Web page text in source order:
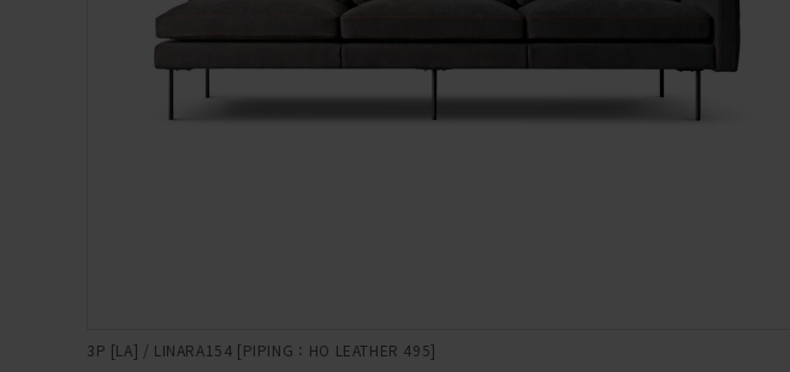
3P [LA] / LINARA154 [PIPING：HO LEATHER 495]